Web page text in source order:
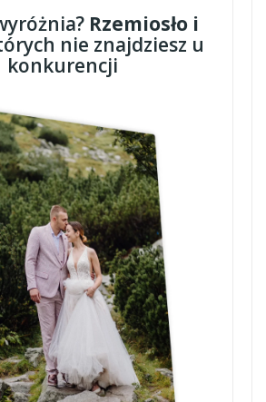
Rzemiosło i
nie znajdziesz u
konkurencji